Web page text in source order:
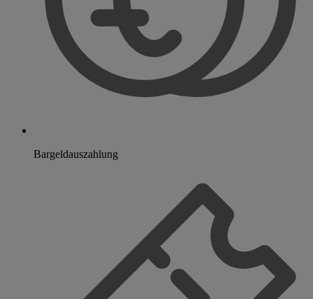
Bargeldauszahlung